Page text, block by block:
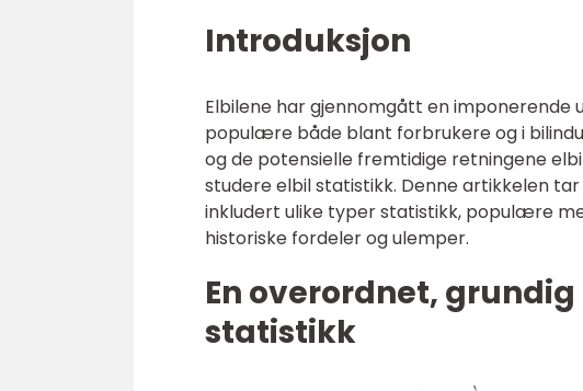
Introduksjon
Elbilene har gjennomgått en
populære både blant forbrukere og i
og de potensielle fremtidige retningene
studere elbil statistikk. Denne artikkelen
inkludert ulike typer statistikk, populære
historiske fordeler og ulemper.
En overordnet,
statistikk